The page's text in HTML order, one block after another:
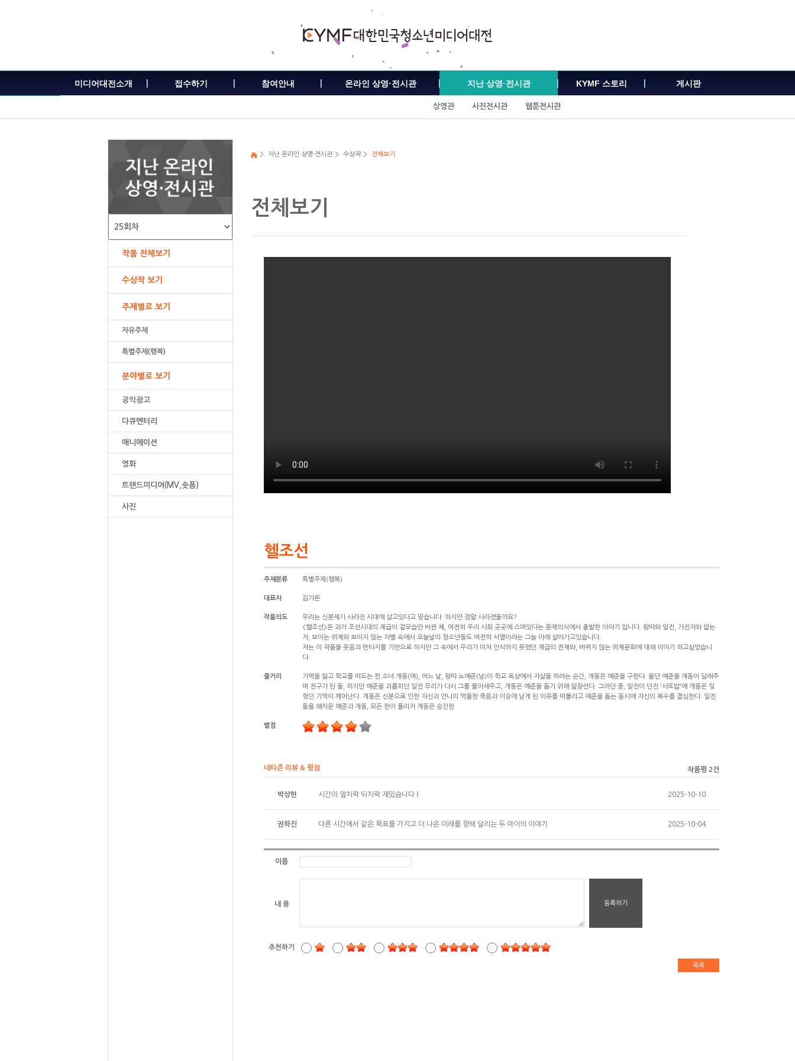
가
미디어대전소개 접수하기 참여안내 온라인 상영·전시관 지난 상영·전시관
상영관 사진전시관 웹툰전시관
KYMF 스토리 게시판
작품 전체보기
수상작 보기
주제별로 보기
자유주제
특별주제(행복)
분야별로 보기
공익광고
다큐멘터리
애니메이션
영화
트랜드미디어(MV,숏폼)
사진
지난 온라인 상영·전시관 수상작 전체보기
전체보기
헬조선
주제분류 특별주제(행복)
대표자 김가온
작품의도
우리는 신분제가 사라진 시대에 살고있다고 믿습니다. 하지만 정말 사라졌을까요?
<헬조선>은 과거 조선시대의 계급이 겉모습만 바뀐 채, 여전히 우리 사회 곳곳에 스며있다는 문제의식에서 출발한 이야기 입니다. 왕따와 일진, 가진자와 없는
자, 보이는 위계와 보이지 않는 차별 속에서 오늘날의 청소년들도 여전히 서열이라는 그늘 아래 살아가고있습니다.
저는 이 작품을 웃음과 판타지를 기반으로 하지만 그 속에서 우리가 미처 인식하지 못했던 계급의 잔재와, 바뀌지 않는 위계문화에 대해 이야기 하고싶었습니
다.
줄거리
기억을 잃고 학교를 떠도는 한 소녀 개똥(여), 어느 날, 왕따 노예준(남)이 학교 옥상에서 자살을 하려는 순간, 개똥은 예준을 구한다. 울던 예준을 개똥이 달래주
며 친구가 된 둘, 하지만 예준을 괴롭히던 일진 무리가 다시 그를 몰아세우고, 개똥은 예준을 돕기 위해 앞장선다. 그러던 중, 일진이 던진 '사또밥'에 개똥은 잊
혔던 기억이 깨어난다. 개똥은 신분으로 인한 자신과 언니의 억울한 죽음과 이승에 남게 된 이유를 떠올리고 예준을 돕는 동시에 자신의 복수를 결심한다. 일진
들을 해치운 예준과 개똥, 모든 한이 풀리자 개똥은 승천한
별점
네티즌 리뷰 & 평점 작품평 2건
박상헌 시간의 엎치락 뒤치락 재밌슴니다ㅏ 2025-10-10
권하진 다른 시간에서 같은 목표를 가지고 더 나은 미래를 향해 달리는 두 아이의 이야기 2025-10-04
이름
내 용 등록하기
추천하기
목록